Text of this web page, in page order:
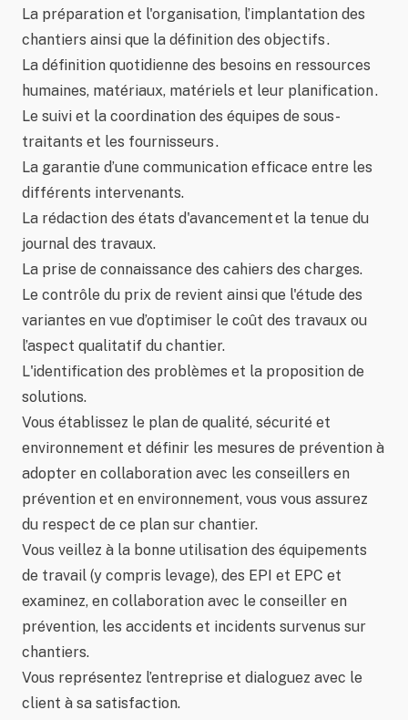
La préparation et l'organisation, l’implantation des
chantiers ainsi que la définition des objectifs .
La définition quotidienne des besoins en ressources
humaines, matériaux, matériels et leur planification .
Le suivi et la coordination des équipes de sous-
traitants et les fournisseurs .
La garantie d’une communication efficace entre les
différents intervenants.
La rédaction des états d'avancement et la tenue du
journal des travaux.
La prise de connaissance des cahiers des charges.
Le contrôle du prix de revient ainsi que l'étude des
variantes en vue d’optimiser le coût des travaux ou
l’aspect qualitatif du chantier.
L'identification des problèmes et la proposition de
solutions.
Vous établissez le plan de qualité, sécurité et
environnement et définir les mesures de prévention à
adopter en collaboration avec les conseillers en
prévention et en environnement, vous vous assurez
du respect de ce plan sur chantier.
Vous veillez à la bonne utilisation des équipements
de travail (y compris levage), des EPI et EPC et
examinez, en collaboration avec le conseiller en
prévention, les accidents et incidents survenus sur
chantiers.
Vous représentez l’entreprise et dialoguez avec le
client à sa satisfaction.